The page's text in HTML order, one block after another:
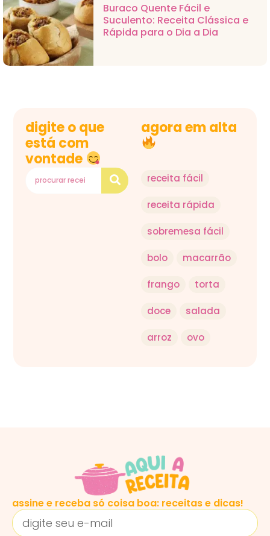
Buraco Quente Fácil e
Suculento: Receita Clássica e
Rápida para o Dia a Dia
digite o que
está com
vontade
agora em alta
receita fácil
receita rápida
sobremesa fácil
bolo macarrão
frango torta
doce salada
arroz ovo
assine e receba só coisa boa: receitas e dicas!